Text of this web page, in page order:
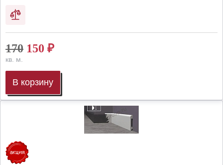
170 150 ₽
кв. м.
В корзину